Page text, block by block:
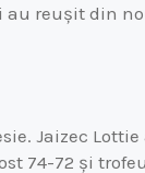
reușit din
Jaizec
74-72 și